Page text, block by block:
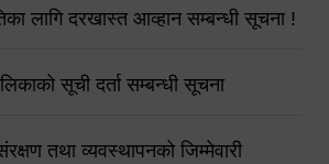
लागि दरखास्त आव्हान सम्बन्धी सूचना !
सूची दर्ता सम्बन्धी सूचना
तथा व्यवस्थापनको जिम्मेवारी